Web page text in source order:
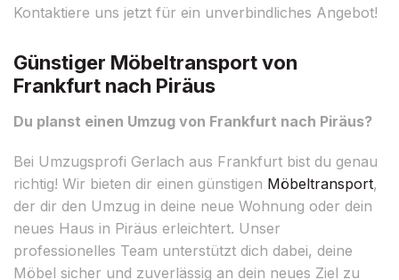
Kontaktiere uns jetzt für ein unverbindliches Angebot!
Günstiger Möbeltransport von
Frankfurt nach Piräus
Du planst einen Umzug von Frankfurt nach Piräus?
Bei Umzugsprofi Gerlach aus Frankfurt bist du genau
richtig! Wir bieten dir einen günstigen Möbeltransport,
der dir den Umzug in deine neue Wohnung oder dein
neues Haus in Piräus erleichtert. Unser
professionelles Team unterstützt dich dabei, deine
Möbel sicher und zuverlässig an dein neues Ziel zu